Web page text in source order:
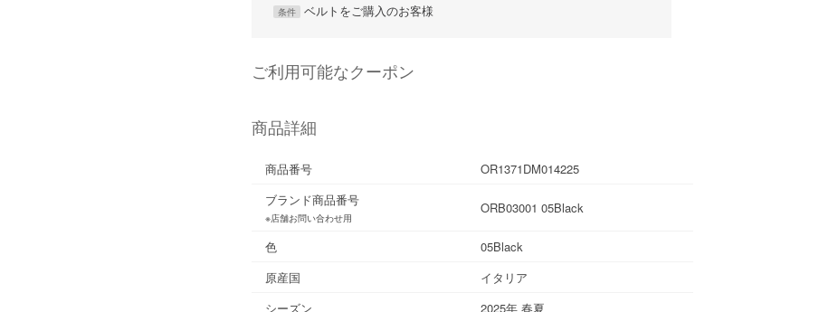
条件 ベルトをご購入のお客様
ご利用可能なクーポン
商品詳細
商品番号
OR1371DM014225
ブランド商品番号
※店舗お問い合わせ用
ORB03001 05Black
色
05Black
原産国
イタリア
シーズン
2025年 春夏